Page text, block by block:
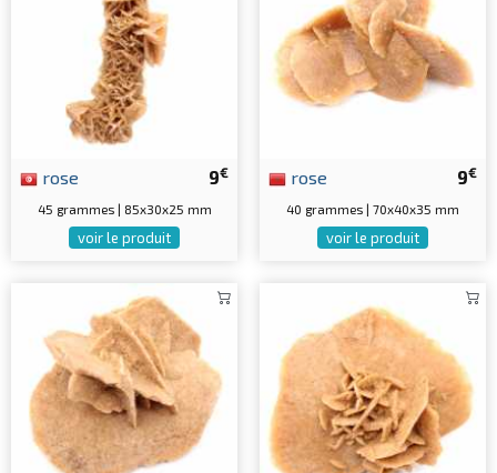
9€
rose
45 grammes | 85x30x25 mm
voir le produit
9€
rose
40 grammes | 70x40x35 mm
voir le produit